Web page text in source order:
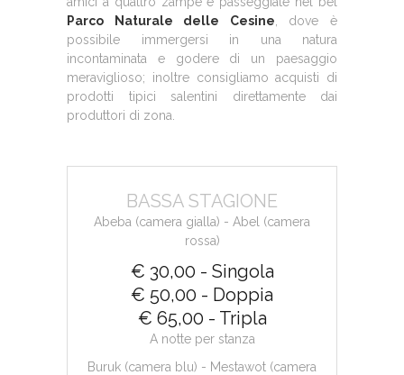
Parco Naturale delle Cesine , dove è
possibile immergersi in una natura
incontaminata e godere di un paesaggio
meraviglioso; inoltre consigliamo acquisti di
prodotti tipici salentini direttamente dai
produttori di zona.
BASSA STAGIONE
Abeba (camera gialla) - Abel (camera
rossa)
€ 30,00 - Singola
€ 50,00 - Doppia
€ 65,00 - Tripla
A notte per stanza
Buruk (camera blu) - Mestawot (camera